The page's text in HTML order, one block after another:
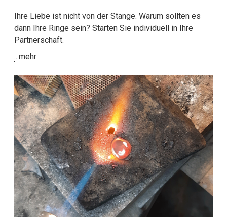
Ihre Liebe ist nicht von der Stange. Warum sollten es
dann Ihre Ringe sein? Starten Sie individuell in Ihre
Partnerschaft.
...mehr